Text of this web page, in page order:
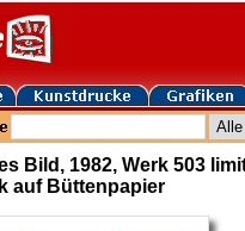
Bild, 1982, Werk 503
auf Büttenpapier